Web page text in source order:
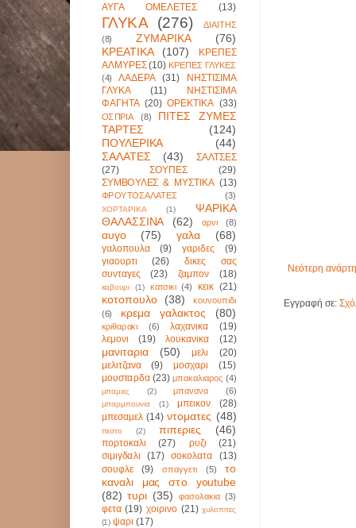
Νεότερη
Εγγραφή σε:
ΑΥΓΑ ΟΜΕΛΕΤΕΣ (13)
ΓΛΥΚΑ (276)
ΔΙΑΙΤΗΣ
(8)
ΖΥΜΑΡΙΚΑ
(76)
ΚΡΕΑΤΙΚΑ
(107)
ΚΡΕΠΕΣ
ΑΛΜΥΡΕΣ (10) ΚΡΕΠΕΣ ΓΛΥΚΕΣ
(4)
ΛΑΔΕΡΑ (31)
ΝΗΣΤΙΣΙΜΑ
ΓΛΥΚΑ
(11)
ΝΗΣΤΙΣΙΜΑ
ΦΑΓΗΤΑ (20) ΟΡΕΚΤΙΚΑ (33)
ΟΣΠΡΙΑ (8)
ΠΙΤΕΣ ΖΥΜΕΣ
ΤΑΡΤΕΣ
(124)
ΠΟΥΛΕΡΙΚΑ
(44)
ΣΑΛΑΤΕΣ
(43)
ΣΑΛΤΣΕΣ
(27)
ΣΟΥΠΕΣ
(29)
ΣΥΜΒΟΥΛΕΣ & ΜΥΣΤΙΚΑ (13)
ΦΡΟΥΤΟΣΑΛΑΤΕΣ (3)
ΧΟΡΤΑΡΙΚΑ (1)
ΨΑΡΙΚΑ
ΘΑΛΑΣΣΙΝΑ
(62) αρνι (8)
αυγο (75) γαλα (68)
γαλοπουλα (9) γαριδες
(9)
γιαουρτι
(26)
δικες σας
συνταγες
(23) ζαμπον (18)
καβουρι (1) κατσικι (4) κεικ (21)
κοτοπουλο (38)
κουνουπιδι
(6)
κρεμα γαλακτος (80)
κριθαρακι (6) λαχανικα
(19)
λεμονι
(19) λουκανικα (12)
μανιταρια (50) μελι
(20)
μελιτζανα
(9) μοσχαρι
(15)
μουσταρδα (23) μπακαλιαρος (4)
μπαμιες (2) μπανανα (6)
μπαρμπουνια (1) μπεικον
(28)
μπεσαμελ (14) ντοματες (48)
πεστο (2) πιπεριες (46)
πορτοκαλι (27) ρυζι
(21)
σιμιγδαλι
(17) σοκολατα
(13)
σουφλε
(9) σπαγγετι (5)
το
καναλι μας στο youtube
(82) τυρι (35) φασολακια (3)
φετα (19) χοιρινο (21) χυλοπιτες
(1) ψαρι (17)